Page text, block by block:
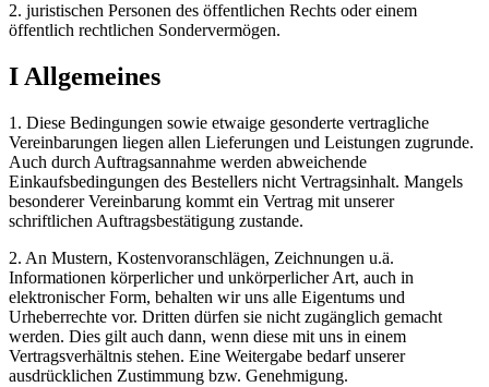
2. juristischen Personen des öffentlichen Rechts oder einem
öffentlich rechtlichen Sondervermögen.
I Allgemeines
1. Diese Bedingungen sowie etwaige gesonderte vertragliche
Vereinbarungen liegen allen Lieferungen und Leistungen zugrunde.
Auch durch Auftragsannahme werden abweichende
Einkaufsbedingungen des Bestellers nicht Vertragsinhalt. Mangels
besonderer Vereinbarung kommt ein Vertrag mit unserer
schriftlichen Auftragsbestätigung zustande.
2. An Mustern, Kostenvoranschlägen, Zeichnungen u.ä.
Informationen körperlicher und unkörperlicher Art, auch in
elektronischer Form, behalten wir uns alle Eigentums und
Urheberrechte vor. Dritten dürfen sie nicht zugänglich gemacht
werden. Dies gilt auch dann, wenn diese mit uns in einem
Vertragsverhältnis stehen. Eine Weitergabe bedarf unserer
ausdrücklichen Zustimmung bzw. Genehmigung.